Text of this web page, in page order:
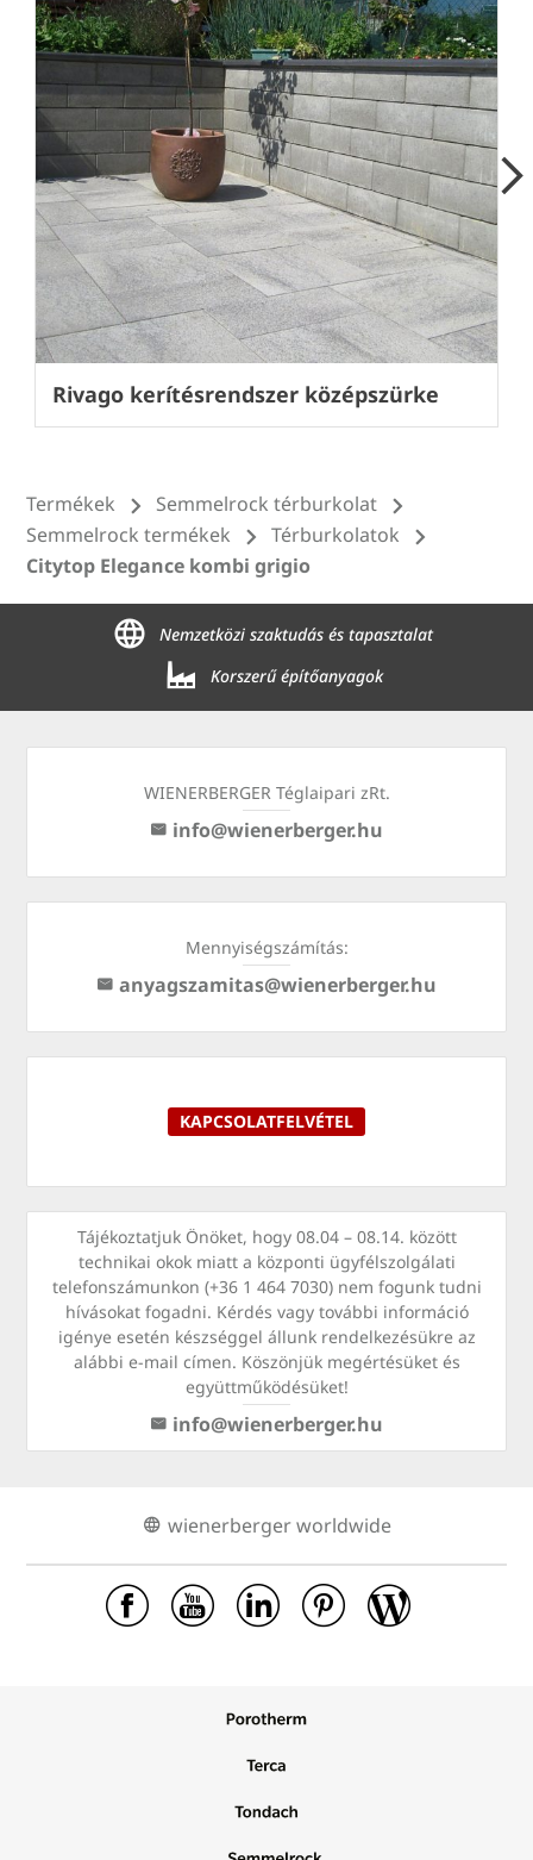
Rivago kerítésrendszer középszürke
Next
Termékek
Semmelrock térburkolat
Semmelrock termékek
Térburkolatok
Citytop Elegance kombi grigio
Nemzetközi szaktudás és tapasztalat
Korszerű építőanyagok
WIENERBERGER Téglaipari zRt.
info@wienerberger.hu
Mennyiségszámítás:
anyagszamitas@wienerberger.hu
KAPCSOLATFELVÉTEL
Tájékoztatjuk Önöket, hogy 08.04 – 08.14. között
technikai okok miatt a központi ügyfélszolgálati
telefonszámunkon (+36 1 464 7030) nem fogunk tudni
hívásokat fogadni. Kérdés vagy további információ
igénye esetén készséggel állunk rendelkezésükre az
alábbi e-mail címen. Köszönjük megértésüket és
együttműködésüket!
info@wienerberger.hu
wienerberger worldwide